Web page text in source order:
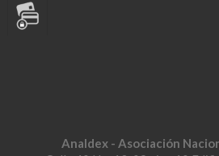
Analdex - Asociación